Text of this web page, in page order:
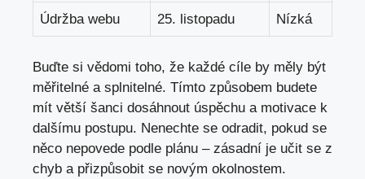
Údržba webu 25. listopadu Nízká
Buďte si vědomi toho, že každé cíle by měly být
měřitelné a splnitelné. Tímto způsobem budete
mít větší šanci dosáhnout úspěchu a motivace k
dalšímu postupu. Nenechte se odradit, pokud se
něco nepovede podle plánu – zásadní je učit se z
chyb a přizpůsobit se novým okolnostem.